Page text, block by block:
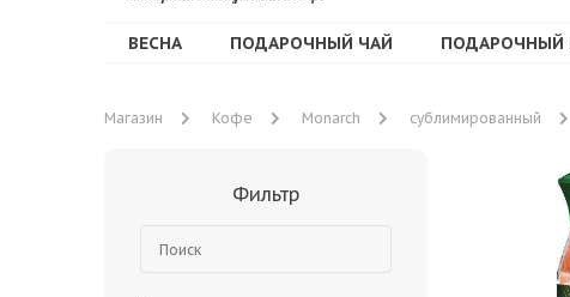
ВЕСНА ПОДАРОЧНЫЙ ЧАЙ ПОДАРОЧНЫЙ
Магазин Кофе Monarch сублимированный
Фильтр